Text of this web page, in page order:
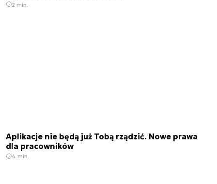
2 min.
Aplikacje nie będą już Tobą rządzić. Nowe prawa
dla pracowników
4 min.